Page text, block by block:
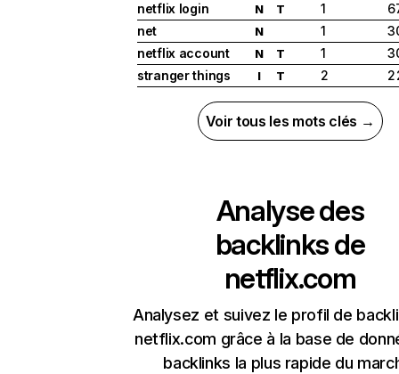
netflix login
N T 1
net
N 1
netflix account
N T 1
stranger things
I T 2 2
Voir tous les mots clés →
Analyse des
backlinks de
netflix.com
Analysez et suivez le profil de
netflix.com grâce à la base de
backlinks la plus rapide du